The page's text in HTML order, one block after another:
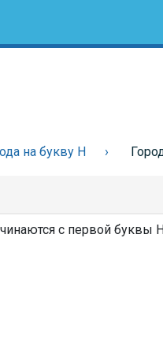
на букву Н
с первой буквы